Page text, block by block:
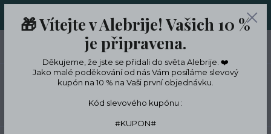
LIMITKÁCH
CZK
🎁 Vítejte v Alebrije! Vašich 10 %
je připravena.
Děkujeme, že jste se přidali do světa Alebrije. ❤️
Jako malé poděkování od nás Vám posíláme slevový
kupón na 10 % na Vaši první objednávku.
Kód slevového kupónu :
#KUPON#